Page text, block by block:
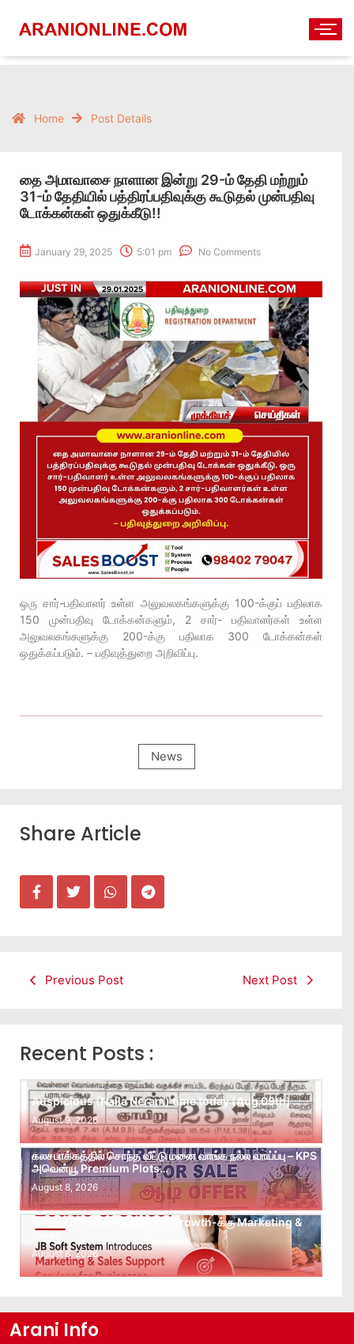
Home Post Details
தை அமாவாசை நாளான இன்று 29-ம் தேதி மற்றும்
31-ம் தேதியில் பத்திரப்பதிவுக்கு கூடுதல் முன்பதிவு
டோக்கன்கள் ஒதுக்கீடு!!
January 29, 2025 5:01 pm No Comments
ஒரு சார்-பதிவாளர் உள்ள அலுவலகங்களுக்கு 100-க்குப் பதிலாக
150 முன்பதிவு டோக்கன்களும், 2 சார்- பதிவாளர்கள் உள்ள
அலுவலகங்களுக்கு 200-க்கு பதிலாக 300 டோக்கன்கள்
ஒதுக்கப்படும். – பதிவுத்துறை அறிவிப்பு.
News
Share Article
Previous Post Next Post
Recent Posts :
Auspicious (Nalla Neram) time today (Aug 09th)
August 9, 2026
கலசபாக்கத்தில் சொந்த வீட்டு மனை வாங்க நல்ல வாய்ப்பு – KPS
அவென்யூ Premium Plots…
August 8, 2026
Leads கிடைக்கவில்லையா? Follow-up செய்ய Team
இல்லையா? உங்கள் Business Growth-க்கு Marketing &
Sales…
August 8, 2026
Arani Info